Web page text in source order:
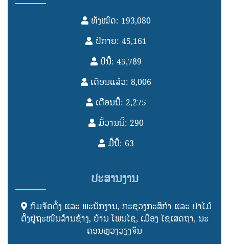
ທັງໝົດ: 193,080
ປີກາຍ: 45,161
ປີນີ້: 45,789
ເດືອນແລ້ວ: 8,006
ເດືອນນີ້: 2,275
ມື້ວານນີ້: 290
ມື້ນີ້: 63
ປະສານງານ
ກົມຈັດຕັ້ງ ແລະ ພະນັກງານ, ກະຊວງກະສິກໍາ ແລະ ປ່າໄມ້
ຕັ້ງຢູ່ຖະໜົນລ້ານຊ້າງ, ບ້ານ ໂພນໄຊ, ເມືອງ ໄຊເສດຖາ, ນະ
ຄອນຫຼວງວຽງຈັັນ